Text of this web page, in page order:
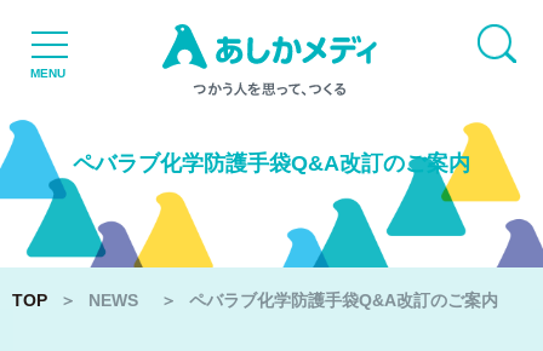
MENU TOP
ペバラブ化学防護手袋Q&A改訂のご案内
TOP ＞ NEWS ＞ ペバラブ化学防護手袋Q&A改訂のご案内